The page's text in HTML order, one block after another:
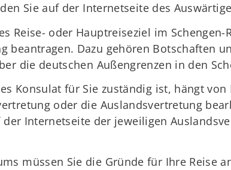
Sie auf der Internetseite des
Reise- oder Hauptreiseziel im
beantragen. Dazu gehören Botschaften
die deutschen Außengrenzen in den
Konsulat für Sie zuständig ist, hängt
oder die Auslandsvertretung
Internetseite der jeweiligen
müssen Sie die Gründe für Ihre Reise